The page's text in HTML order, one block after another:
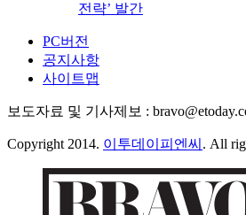
전략’ 발간
PC버전
공지사항
사이트맵
보도자료 및 기사제보 :
Copyright 2014. 이투데이피엔씨 . All